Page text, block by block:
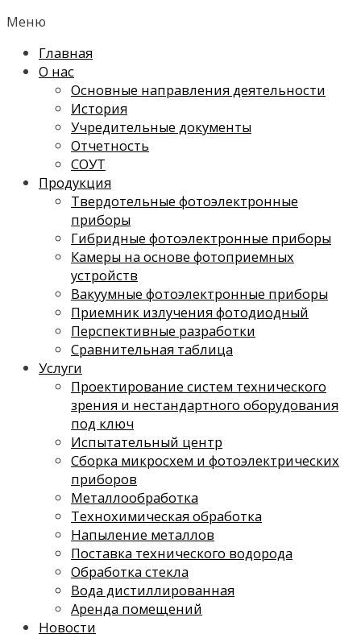
Меню
Главная
О нас
Основные направления деятельности
История
Учредительные документы
Отчетность
СОУТ
Продукция
Твердотельные фотоэлектронные
приборы
Гибридные фотоэлектронные приборы
Камеры на основе фотоприемных
устройств
Вакуумные фотоэлектронные приборы
Приемник излучения фотодиодный
Перспективные разработки
Сравнительная таблица
Услуги
Проектирование систем технического
зрения и нестандартного оборудования
под ключ
Испытательный центр
Сборка микросхем и фотоэлектрических
приборов
Металлообработка
Технохимическая обработка
Напыление металлов
Поставка технического водорода
Обработка стекла
Вода дистиллированная
Аренда помещений
Новости